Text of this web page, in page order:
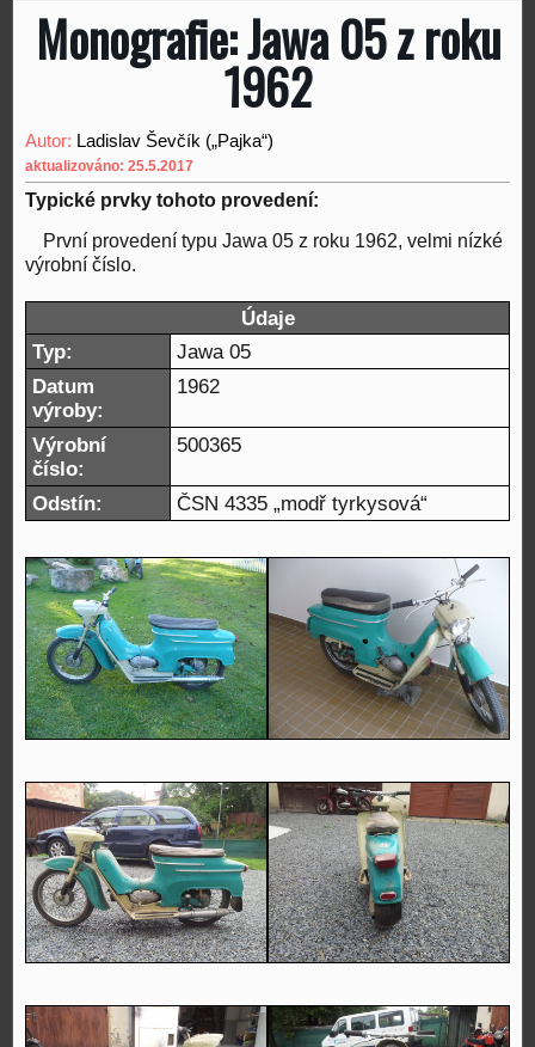
Monografie: Jawa 05 z roku
1962
Autor: Ladislav Ševčík („Pajka“)
aktualizováno: 25.5.2017
Typické prvky tohoto provedení:
První provedení typu Jawa 05 z roku 1962, velmi nízké
výrobní číslo.
Údaje
Typ:
Jawa 05
Datum
výroby:
1962
Výrobní
číslo:
500365
Odstín: ČSN 4335 „modř tyrkysová“